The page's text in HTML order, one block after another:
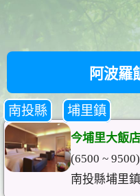
阿波羅
南投縣 埔里鎮
今埔里大飯店
(6500 ~
南投縣埔里